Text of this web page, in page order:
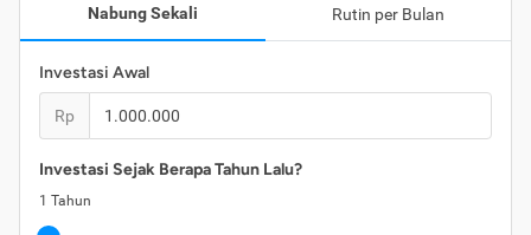
Nabung Sekali Rutin per Bulan
Investasi Awal
Rp
Investasi Sejak Berapa Tahun Lalu?
1 Tahun